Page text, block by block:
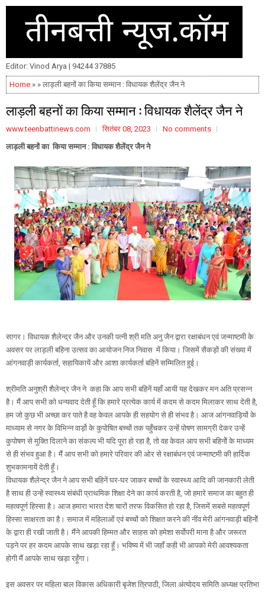
Editor: Vinod Arya | 94244 37885
Home » » लाड़ली बहनों का किया सम्मान : विधायक शैलेंद्र जैन ने
लाड़ली बहनों का किया सम्मान : विधायक शैलेंद्र जैन ने
www.teenbattinews.com सितंबर 08, 2023
No comments
लाड़ली बहनों का किया सम्मान : विधायक शैलेंद्र जैन ने
सागर। विधायक शैलेन्द्र जैन और उनकी पत्नी श्री मति अनु जैन द्वारा रक्षाबंधन एवं जन्माष्टमी के
अवसर पर लाड़ली बहिना उत्सव का आयोजन निज निवास में किया। जिसमें सैकड़ों की संख्या में
आंगनवाड़ी कार्यकर्ता, सहायिकायें और आशा कार्यकर्ता बहिनें सम्मिलित हुई।
श्रीमति अनुश्री शैलेन्द्र जैन ने कहा कि आप सभी बहिनें यहाँ आयी यह देखकर मन अति प्रसन्न
है। मैं आप सभी को धन्यवाद देती हूँ कि हमारे प्रत्येक कार्य में कदम से कदम मिलाकर साथ देती है,
हम जो कुछ भी अच्छा कर पाते है वह केवल आपके ही सहयोग से ही संभव है। आज आंगनवाड़ियों के
माध्याम से नगर के विभिन्न वार्ड़ो के कुपोषित बच्चों तक पहुँचकर उन्हें पोषण सामग्री देकर उन्हें
कुपोषण से मुक्ति दिलाने का संकल्प भी यदि पूरा हो रहा है, तो वह केवल आप सभी बहिनोें के माध्यम
से ही संभव हुआ है। मैं आप सभी को हमारे परिवार की ओर से रक्षाबंधन एवं जन्माष्टमी की हार्दिक
शुभकामनायें देती हूँ।
विधायक शैलेन्द्र जैन ने आप सभी बहिनें घर-घर जाकर बच्चों के स्वास्थ्य आदि की जानकारी लेती
है साथ ही उन्हें स्वास्थ्य संबंधी प्राथमिक शिक्षा देने का कार्य करती है, जो हमारे समाज का बहुत ही
महत्वपूर्ण हिस्सा है। आज हमारा भारत देश चारों तरफ विकसित हो रहा है, जिसमें सबसे महत्वपूर्ण
हिस्सा साक्षरता का है। समाज में महिलाओं एवं बच्चों को शिक्षत करने की नींव मेरी आंगनवाड़ी बहिनोें
के द्वारा ही रखी जाती है। मैंने आपकी हिम्मत और साहस को हमेशा सर्वोपरी माना है और जरूरत
पड़ने पर हर कदम आपके साथ खड़ा रहा हूँ। भविष्य में भी जहाँ कही भी आपको मेरी आवश्यकता
होगी मैं आपके साथ खड़ा रहूँगा।
इस अवसर पर महिला बाल विकास अधिकारी बृजेश त्रिपाठी, जिला अंत्योदय समिति अध्यक्ष प्रतिभा